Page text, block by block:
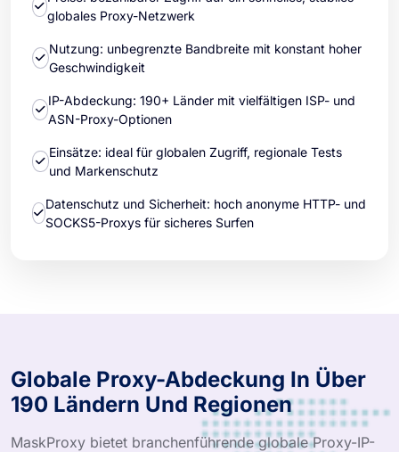
globales Proxy-Netzwerk
Nutzung: unbegrenzte Bandbreite mit konstant hoher
Geschwindigkeit
IP-Abdeckung: 190+ Länder mit vielfältigen ISP- und
ASN-Proxy-Optionen
Einsätze: ideal für globalen Zugriff, regionale Tests
und Markenschutz
Datenschutz und Sicherheit: hoch anonyme HTTP- und
SOCKS5-Proxys für sicheres Surfen
Globale Proxy-Abdeckung In Über
190 Ländern Und Regionen
MaskProxy bietet branchenführende globale Proxy-IP-